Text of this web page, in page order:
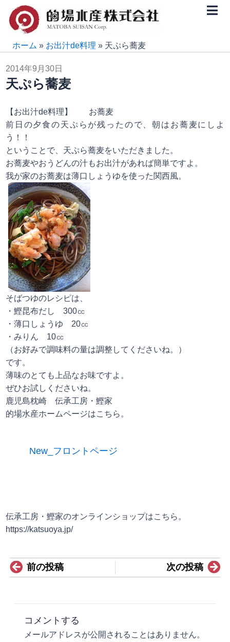
ッ
プ
ホーム » お出汁de料理 » 天ぷら蕎麦
2014年9月30日
天ぷら蕎麦
【お出汁de料理】 お蕎麦
前日の夕食の天ぷらが残ったので、朝はお蕎麦にしよ
う！！
ということで、天ぷら蕎麦をいただきました。
お蕎麦やおうどんの汁もお出汁があれば簡単ですよ。
我が家のお蕎麦は薄口しょうゆを使った関西風。
そばつゆのレシピは、
・鰹昆布だし 300㏄
・薄口しょうゆ 20㏄
・みりん 10㏄
（お好みで調味料の量は調整してくださいね。）
です。
薄味のとても上品なお味ですよ。
ぜひお試しくださいね。
鹿児島枕崎 伝承工房・鰹家
的場水産ホームページはこちら。
New_フロントページ
伝承工房・鰹家のオンラインショップはこちら。
https://katsuoya.jp/
Prev
前の投稿 次の投稿
コメントする
メールアドレスが公開されることはありません。